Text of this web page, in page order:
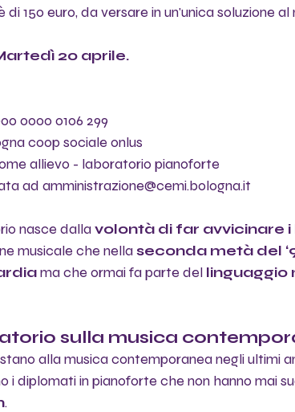
150 euro, da versare in un'unica soluzione
20 aprile.
0000 0106 299
coop sociale onlus
allievo - laboratorio pianoforte
ad amministrazione@cemi.bologna.it
nasce dalla volontà di far avvicinare i
musicale che nella seconda metà del
ma che ormai fa parte del linguaggio
sulla musica
alla musica contemporanea negli ultimi
i diplomati in pianoforte che non hanno mai
.